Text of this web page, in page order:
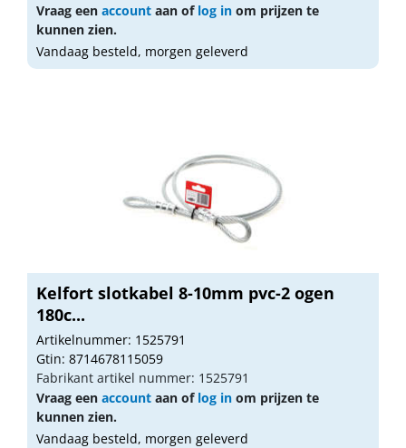
Vraag een account aan of log in om prijzen te
kunnen zien.
Vandaag besteld, morgen geleverd
Kelfort slotkabel 8-10mm pvc-2 ogen
180c...
Artikelnummer: 1525791
Gtin: 8714678115059
Fabrikant artikel nummer: 1525791
Vraag een account aan of log in om prijzen te
kunnen zien.
Vandaag besteld, morgen geleverd